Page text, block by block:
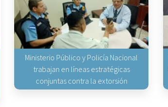
Ministerio Público y Policía Nacional
trabajan en líneas estratégicas
conjuntas contra la extorsión